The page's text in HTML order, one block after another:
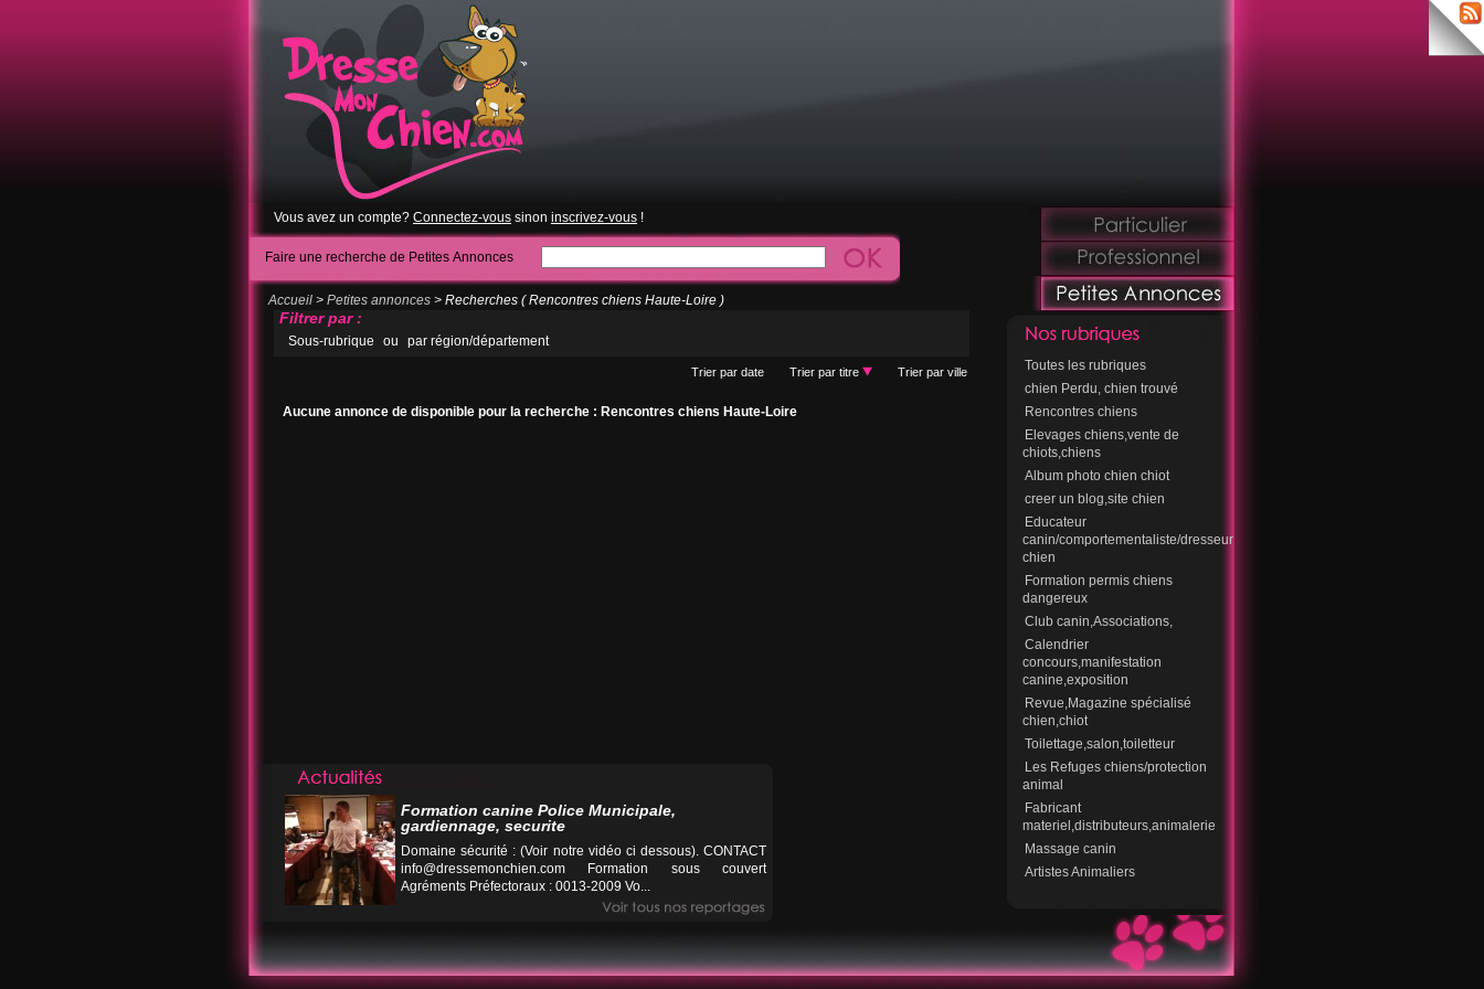
Toutes les rubriques
chien Perdu, chien trouvé
Rencontres chiens
Elevages chiens,vente de
chiots,chiens
Album photo chien chiot
creer un blog,site chien
Educateur
canin/comportementaliste/dresseur
chien
Formation permis chiens
dangereux
Club canin,Associations,
Calendrier
concours,manifestation
canine,exposition
Revue,Magazine spécialisé
chien,chiot
Toilettage,salon,toiletteur
Les Refuges chiens/protection
animal
Fabricant
materiel,distributeurs,animalerie
Massage canin
Artistes Animaliers
Vous avez un compte? Connectez-vous sinon inscrivez-vous !
Faire une recherche de Petites Annonces
Accueil > Petites annonces > Recherches ( Rencontres chiens Haute-Loire )
Filtrer par :
Sous-rubrique ou par région/département
Trier par date Trier par titre Trier par ville
Aucune annonce de disponible pour la recherche : Rencontres chiens Haute-Loire
Formation canine Police Municipale,
gardiennage, securite
Domaine sécurité : (Voir notre vidéo ci dessous). CONTACT
info@dressemonchien.com Formation sous couvert
Agréments Préfectoraux : 0013-2009 Vo...